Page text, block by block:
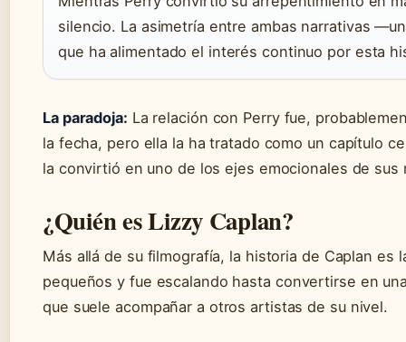
silencio. La asimetría entre ambas narrativas
que ha alimentado el interés continuo por esta
La paradoja: La relación con Perry fue,
la fecha, pero ella la ha tratado como un capítulo
la convirtió en uno de los ejes emocionales de sus
¿Quién es Lizzy Caplan?
Más allá de su filmografía, la historia de Caplan es
pequeños y fue escalando hasta convertirse en
que suele acompañar a otros artistas de su nivel.